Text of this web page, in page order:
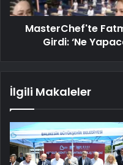
MasterChef'te
Girdi: ‘Ne
İlgili Makaleler